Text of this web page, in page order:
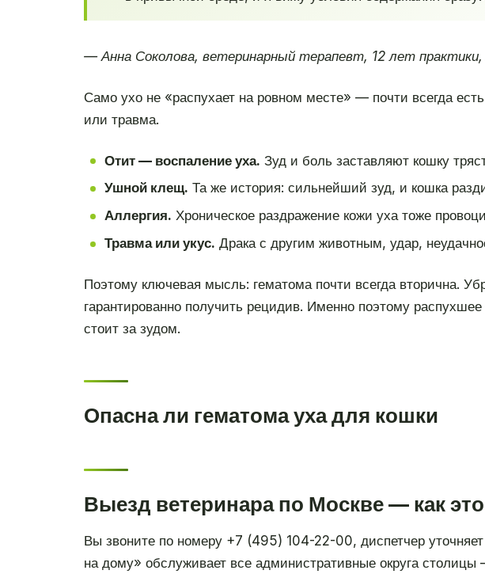
— Анна Соколова, ветеринарный терапевт, 12 лет
Само ухо не «распухает на ровном месте» — почти всегда
или травма.
Отит — воспаление уха. Зуд и боль заставляют кошку
Ушной клещ. Та же история: сильнейший зуд, и кошка
Аллергия. Хроническое раздражение кожи уха тоже
Травма или укус. Драка с другим животным, удар,
Поэтому ключевая мысль: гематома почти всегда вторична.
гарантированно получить рецидив. Именно поэтому
стоит за зудом.
Опасна ли гематома уха для кошки
Выезд ветеринара по Москве — как это
Вы звоните по номеру +7 (495) 104-22-00, диспетчер
на дому» обслуживает все административные округа